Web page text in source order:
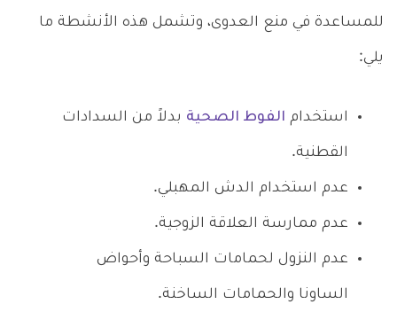
للمساعدة في منع العدوى، وتشمل هذه الأنشطة ما
يلي:
استخدام الفوط الصحية بدلاً من السدادات
القطنية.
عدم استخدام الدش المهبلي.
عدم ممارسة العلاقة الزوجية.
عدم النزول لحمامات السباحة وأحواض
الساونا والحمامات الساخنة.